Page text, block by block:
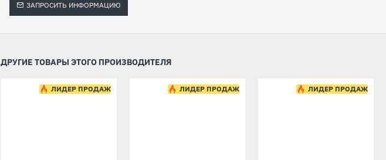
ЗАПРОСИТЬ ИНФОРМАЦИЮ
ЛИДЕР ПРОДАЖ ЛИДЕР ПРОДАЖ
ДРУГИЕ ТОВАРЫ ЭТОГО ПРОИЗВОДИТЕЛЯ
ЛИДЕР ПРОДАЖ ЛИДЕР ПРОДАЖ ЛИДЕР ПРОДАЖ